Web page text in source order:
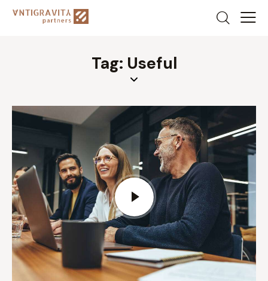
Tag: Useful